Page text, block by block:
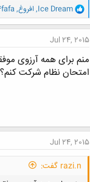
و
ا
ک
ش
ه
ا
:
Ice Dream
,افروغ,
Jul 24, 2015
امتحان نظام شرکت کنم؟
Jul 24, 2015
razi.n گفت: